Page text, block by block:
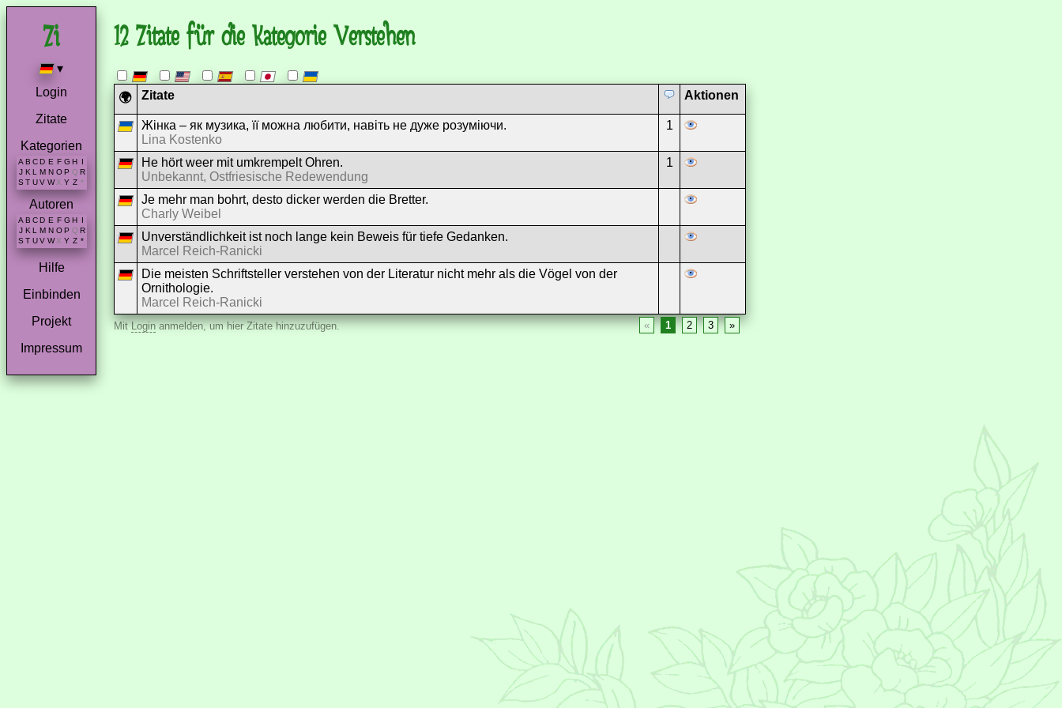
▾
Login
Zitate
Kategorien
A B C D E F G H I
J K L M N O P Q R
S T U V W X Y Z *
Autoren
A B C D E F G H
J K L M N O P Q R
S T U V W X Y Z *
Hilfe
Einbinden
Projekt
Impressum
12 Zitate für die Kategorie Verstehen
🌍 Zitate Aktionen
Жінка – як музика, її можна любити, навіть не дуже розуміючи.
Lina Kostenko
1
He hört weer mit umkrempelt Ohren.
Unbekannt, Ostfriesische Redewendung
1
Je mehr man bohrt, desto dicker werden die Bretter.
Charly Weibel
Unverständlichkeit ist noch lange kein Beweis für tiefe Gedanken.
Marcel Reich-Ranicki
Die meisten Schriftsteller verstehen von der Literatur nicht mehr als die Vögel von der
Ornithologie.
Marcel Reich-Ranicki
« 1 2 3 »
MitLoginanmelden, um hier Zitate hinzuzufügen.